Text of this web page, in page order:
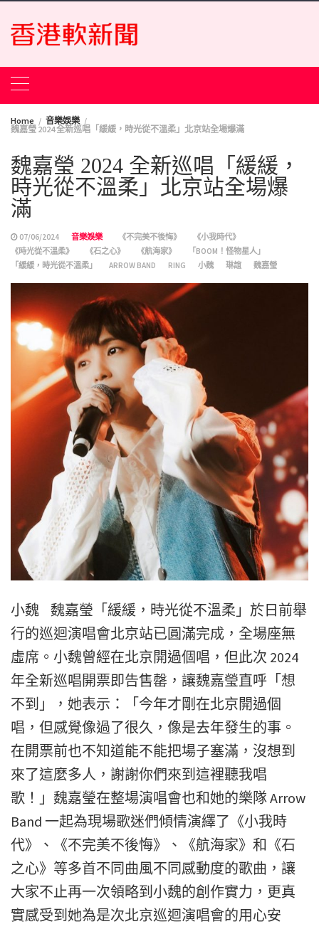
Skip
content
Home
音樂娛樂
魏嘉瑩 2024 全新巡唱「緩緩，時光從不溫柔」北京站全場爆滿
魏嘉瑩 2024 全新巡唱「緩緩，
時光從不溫柔」北京站全場爆
滿
07/06/2024 音樂娛樂 《不完美不後悔》
《小我時代》
《時光從不溫柔》
《石之心》 《航海家》
「BOOM！怪物星人」
「緩緩，時光從不溫柔」
ARROW BAND RING 小魏 琳誼 魏嘉瑩
小魏 魏嘉瑩「緩緩，時光從不溫柔」於日前舉
行的巡迴演唱會北京站已圓滿完成，全場座無
虛席。小魏曾經在北京開過個唱，但此次 2024
年全新巡唱開票即告售罄，讓魏嘉瑩直呼「想
不到」，她表示：「今年才剛在北京開過個
唱，但感覺像過了很久，像是去年發生的事。
在開票前也不知道能不能把場子塞滿，沒想到
來了這麼多人，謝謝你們來到這裡聽我唱
歌！」魏嘉瑩在整場演唱會也和她的樂隊 Arrow
Band 一起為現場歌迷們傾情演繹了《小我時
代》、《不完美不後悔》、《航海家》和《石
之心》等多首不同曲風不同感動度的歌曲，讓
大家不止再一次領略到小魏的創作實力，更真
實感受到她為是次北京巡迴演唱會的用心安